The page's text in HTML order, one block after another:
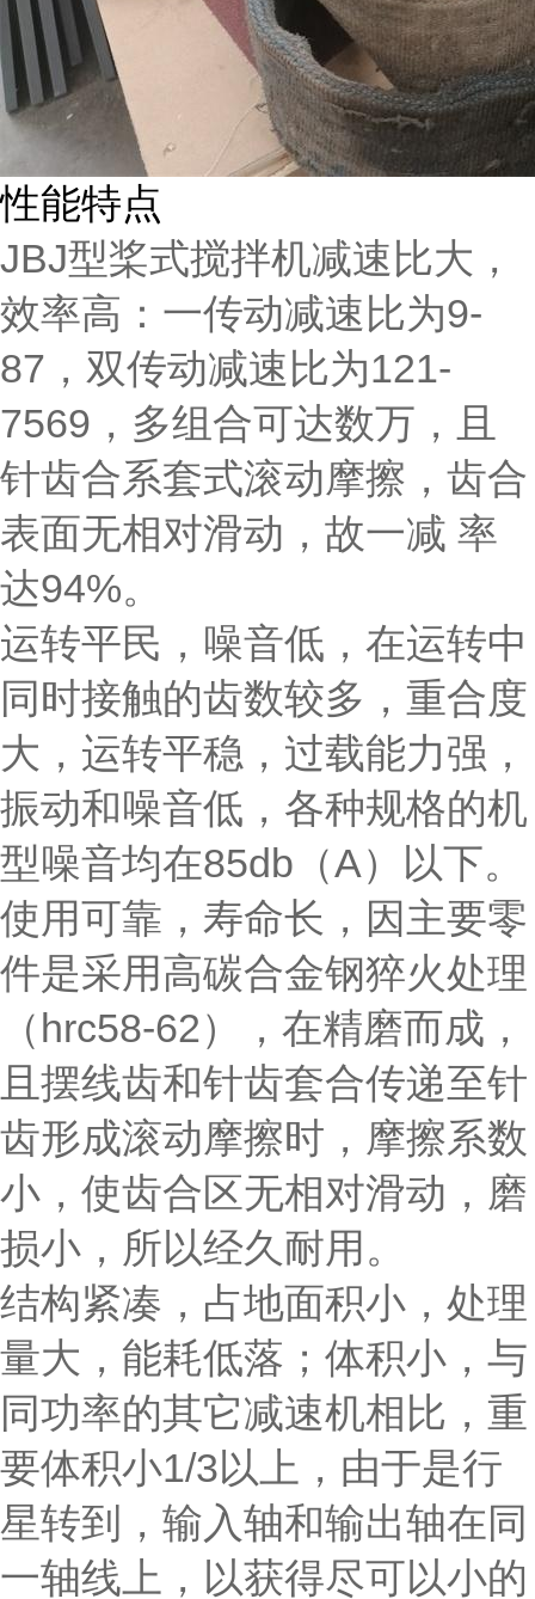
性能特点
JBJ型桨式搅拌机减速比大，
效率高：一传动减速比为9-
87，双传动减速比为121-
7569，多组合可达数万，且
针齿合系套式滚动摩擦，齿合
表面无相对滑动，故一减 率
达94%。
运转平民，噪音低，在运转中
同时接触的齿数较多，重合度
大，运转平稳，过载能力强，
振动和噪音低，各种规格的机
型噪音均在85db（A）以下。
使用可靠，寿命长，因主要零
件是采用高碳合金钢猝火处理
（hrc58-62），在精磨而成，
且摆线齿和针齿套合传递至针
齿形成滚动摩擦时，摩擦系数
小，使齿合区无相对滑动，磨
损小，所以经久耐用。
结构紧凑，占地面积小，处理
量大，能耗低落；体积小，与
同功率的其它减速机相比，重
要体积小1/3以上，由于是行
星转到，输入轴和输出轴在同
一轴线上，以获得尽可以小的